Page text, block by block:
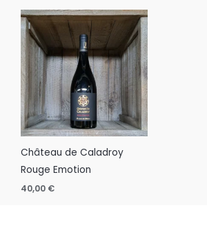
Château de Caladroy
Rouge Emotion
40,00 €